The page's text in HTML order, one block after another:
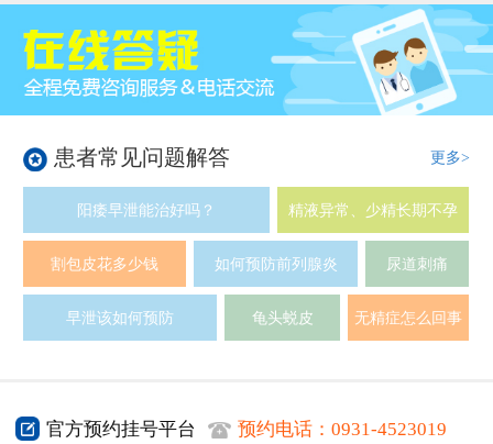
患者常见问题解答 更多>
阳痿早泄能治好吗？ 精液异常、少精长期不孕
割包皮花多少钱 如何预防前列腺炎 尿道刺痛
早泄该如何预防 龟头蜕皮 无精症怎么回事
官方预约挂号平台 预约电话：0931-4523019